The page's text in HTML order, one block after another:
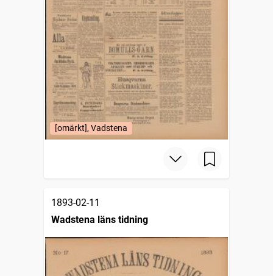
[omärkt], Vadstena
1893-02-11
Wadstena läns tidning